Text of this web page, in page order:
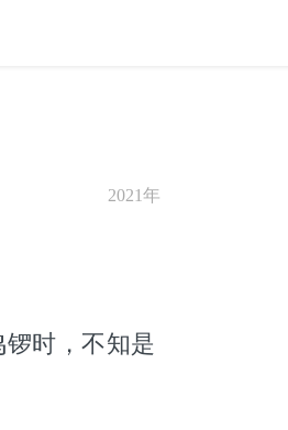
2021年
时，不知是